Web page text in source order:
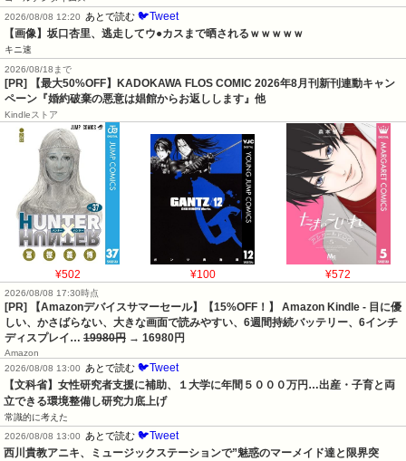
2026/08/08 12:20
あとで読む 🐦Tweet
【画像】坂口杏里、逃走してウ●カスまで晒されるｗｗｗｗｗ
キニ速
2026/08/18まで
[PR] 【最大50%OFF】KADOKAWA FLOS COMIC 2026年8月刊新刊連動キャン
ペーン『婚約破棄の悪意は娼館からお返しします』他
Kindleストア
¥502 ¥100 ¥572
2026/08/08 17:30時点
[PR] 【Amazonデバイスサマーセール】【15%OFF！】 Amazon Kindle - 目に優
しい、かさばらない、大きな画面で読みやすい、6週間持続バッテリー、6インチ
ディスプレイ… 19980円 → 16980円
Amazon
2026/08/08 13:00
あとで読む 🐦Tweet
【文科省】女性研究者支援に補助、１大学に年間５０００万円…出産・子育と両
立できる環境整備し研究力底上げ
常識的に考えた
2026/08/08 13:00
あとで読む 🐦Tweet
西川貴教アニキ、ミュージックステーションで”魅惑のマーメイド達と限界突